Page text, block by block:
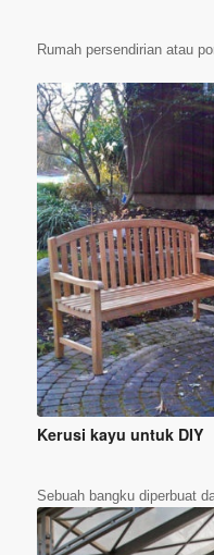
Rumah persendirian atau
Kerusi kayu untuk DIY
Sebuah bangku diperbuat